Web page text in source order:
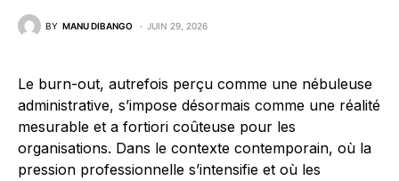
BY MANU DIBANGO JUIN 29, 2026
Le burn-out, autrefois perçu comme une nébuleuse
administrative, s’impose désormais comme une réalité
mesurable et a fortiori coûteuse pour les
organisations. Dans le contexte contemporain, où la
pression professionnelle s’intensifie et où les